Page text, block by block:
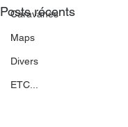
Caravanes
Maps
Divers
ETC...
Posts récents